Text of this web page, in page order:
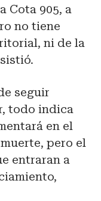
Cota 905, a
no tiene
ni de la
seguir
todo indica
en el
pero el
entraran a